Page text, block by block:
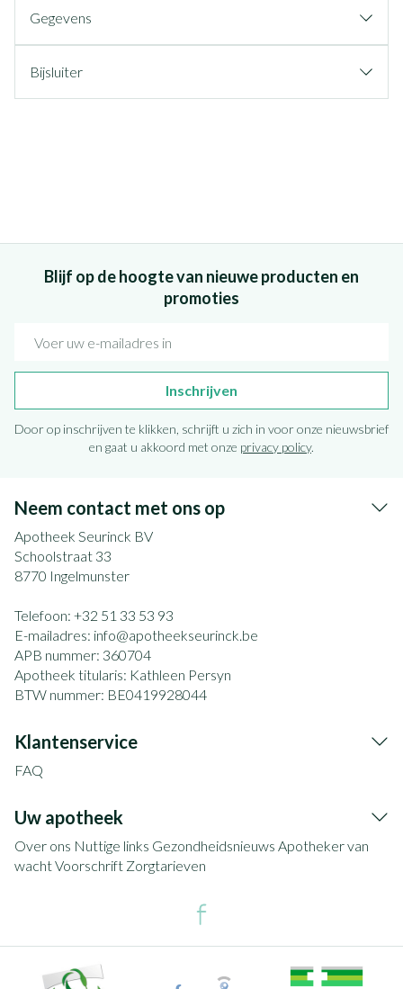
Gegevens
Bijsluiter
Blijf op de hoogte van nieuwe producten en
promoties
Inschrijven
Door op inschrijven te klikken, schrijft u zich in voor onze nieuwsbrief
en gaat u akkoord met onze privacy policy.
Neem contact met ons op
Apotheek Seurinck BV
Schoolstraat 33
8770 Ingelmunster
Telefoon: +32 51 33 53 93
E-mailadres: info@apotheekseurinck.be
APB nummer: 360704
Apotheek titularis: Kathleen Persyn
BTW nummer: BE0419928044
Klantenservice
FAQ
Uw apotheek
Over ons Nuttige links Gezondheidsnieuws Apotheker van
wachtVoorschrift Zorgtarieven